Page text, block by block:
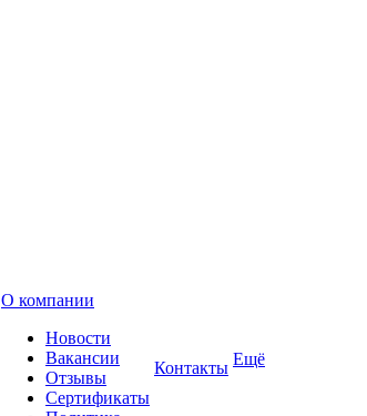
О компании
Новости
Вакансии
Отзывы
Сертификаты
Контакты Ещё